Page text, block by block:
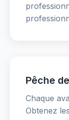
Pêche
Chaque
Obtenez